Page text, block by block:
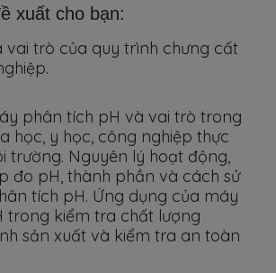
xuất cho bạn:
vai trò của quy trình chưng cất
phân tích pH và vai trò trong
học, y học, công nghiệp thực
trường. Nguyên lý hoạt động,
đo pH, thành phần và cách sử
tích pH. Ứng dụng của máy
trong kiểm tra chất lượng
sản xuất và kiểm tra an toàn